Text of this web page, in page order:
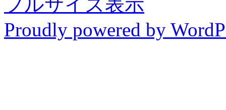
Proudly powered by